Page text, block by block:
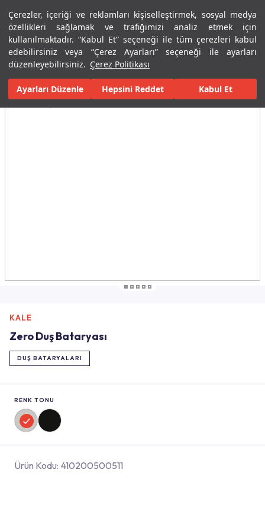
Çerezler, içeriği ve reklamları kişiselleştirmek, sosyal medya
özellikleri sağlamak ve trafiğimizi analiz etmek için
kullanılmaktadır. “Kabul Et” seçeneği ile tüm çerezleri kabul
edebilirsiniz veya “Çerez Ayarları” seçeneği ile ayarları
düzenleyebilirsiniz. Çerez Politikası
Ayarları Düzenle Hepsini Reddet Kabul Et
Menü Menü
Ana Sayfa Banyolar Armatürler Banyo Bataryaları Duş
Tüm Görseller(6)
KALE
Zero Duş Bataryası
DUŞ BATARYALARI
RENK TONU
Ürün Kodu: 410200500511